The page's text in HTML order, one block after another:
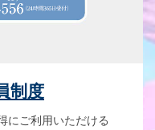
制度
にご利用いただける